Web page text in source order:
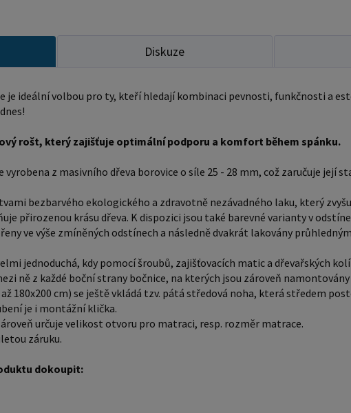
Prostěradla - nakupujte - ZDE Úložný prostor - nakupujte
polštáře, chrániče, toppery - nakupujte -
funkčnost ložnice. Výška postele
ovlivnit celkový vzhled a funkčnost
pro starší osoby nebo osoby s
Rozměry postele 80x200 cm a
postele jsou ideální pro
ložnici, studentském pokoji,
pokojích. Námi nabízené
stolky, komodou, skříní i úložným
Diskuze
je ideální volbou pro ty, kteří hledají kombinaci pevnosti, funkčnosti a
rošt, který zajišťuje optimální podporu a komfort během spánku.
z masivního dřeva borovice o síle 25 - 28 mm, což zaručuje její
bezbarvého ekologického a zdravotně nezávadného laku, který
přirozenou krásu dřeva. K dispozici jsou také barevné varianty v
ve výše zmíněných odstínech a následně dvakrát lakovány
jednoduchá, kdy pomocí šroubů, zajišťovacích matic a dřevařských
ně z každé boční strany bočnice, na kterých jsou zároveň
180x200 cm) se ještě vkládá tzv. pátá středová noha, která středem
je i montážní klička.
určuje velikost otvoru pro matraci, resp. rozměr matrace.
záruku.
dokoupit: